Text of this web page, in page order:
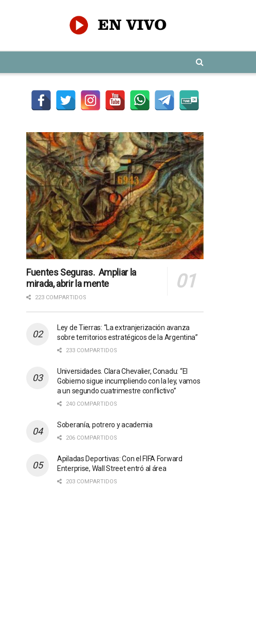
Fuentes Seguras. Ampliar la
mirada, abrir la mente
223 COMPARTIDOS
Ley de Tierras: “La extranjerización avanza
sobre territorios estratégicos de la Argentina”
233 COMPARTIDOS
Universidades. Clara Chevalier, Conadu: “El
Gobierno sigue incumpliendo con la ley, vamos
a un segundo cuatrimestre conflictivo”
240 COMPARTIDOS
Soberanía, potrero y academia
206 COMPARTIDOS
Apiladas Deportivas: Con el FIFA Forward
Enterprise, Wall Street entró al área
203 COMPARTIDOS